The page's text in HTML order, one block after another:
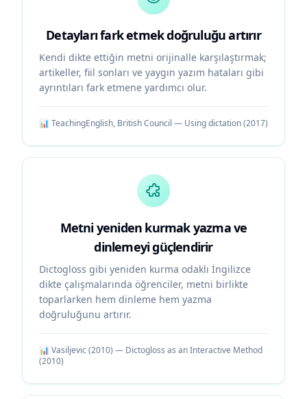
Detayları fark etmek doğruluğu artırır
Kendi dikte ettiğin metni orijinalle karşılaştırmak;
artikeller, fiil sonları ve yaygın yazım hataları gibi
ayrıntıları fark etmene yardımcı olur.
📊 TeachingEnglish, British Council — Using dictation(2017)
Metni yeniden kurmak yazma ve
dinlemeyi güçlendirir
Dictogloss gibi yeniden kurma odaklı İngilizce
dikte çalışmalarında öğrenciler, metni birlikte
toparlarken hem dinleme hem yazma
doğruluğunu artırır.
📊 Vasiljevic (2010) — Dictogloss as an Interactive Method
(2010)